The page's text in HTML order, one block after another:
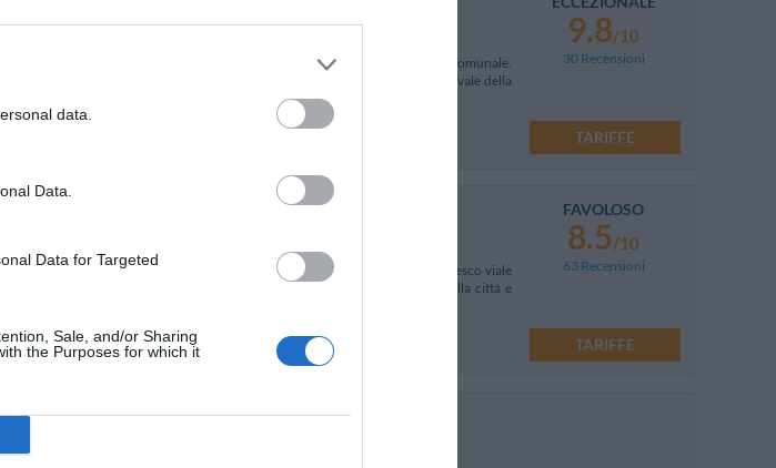
data.
Data.
Data for Targeted
Sale, and/or Sharing
the Purposes for which it
Mappa
nel centro storico di Perugia a pochi metri da Corso Vannucci e dal Palazzo Comunale.
l’albergo risale al 1200 e gode di numerosi balconi con vista del centro medioevale della
con i migliori giudizi
9.8/10
30 Recensioni
TARIFFE
tre stelle situato a Perugia in un’area tranquilla a cui si accede da un pittoresco viale
ideale permette di raggiungere rapidamente i punti di maggior interesse della città e
con più giudizi, ben 63!
FAVOLOSO
8.5/10
63 Recensioni
TARIFFE